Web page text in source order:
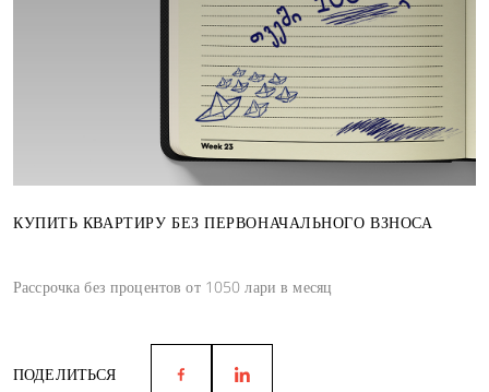
КУПИТЬ КВАРТИРУ БЕЗ ПЕРВОНАЧАЛЬНОГО ВЗНОСА
Рассрочка без процентов от 1050 лари в месяц
ПОДЕЛИТЬСЯ